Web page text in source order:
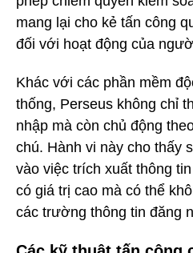
mang lại cho kẻ tấn công
đối với hoạt động của
Khác với các phần mềm
thống, Perseus không chỉ
nhập mà còn chủ động
chú. Hành vi này cho thấy
vào việc trích xuất thông
có giá trị cao mà có thể
các trường thông tin đăng